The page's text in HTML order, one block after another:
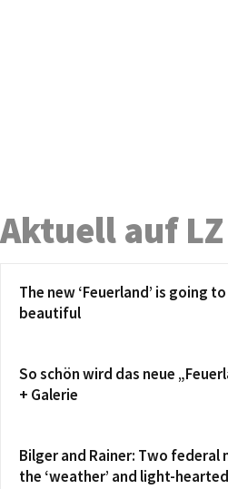
Aktuell auf LZ
The new ‘Feuerland’ is going
beautiful
So schön wird das neue
+ Galerie
Bilger and Rainer: Two federal
the ‘weather’ and light-